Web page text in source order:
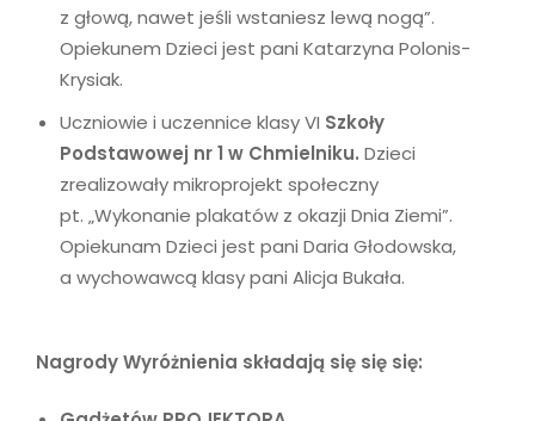
z głową, nawet jeśli wstaniesz lewą nogą”.
Opiekunem Dzieci jest pani Katarzyna Polonis-
Krysiak.
Uczniowie i uczennice klasy VI Szkoły
Podstawowej nr 1 w Chmielniku. Dzieci
zrealizowały mikroprojekt społeczny
pt. „Wykonanie plakatów z okazji Dnia Ziemi”.
Opiekunam Dzieci jest pani Daria Głodowska,
a wychowawcą klasypani Alicja Bukała.
Nagrody Wyróżnienia składają się się się: